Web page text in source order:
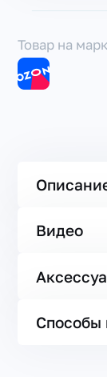
Товар на
Видео
Способы